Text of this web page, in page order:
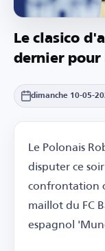
Le clasico
dernier pour
dimanche 10-05-
Le Polonais
disputer ce
confrontation
maillot du FC
espagnol